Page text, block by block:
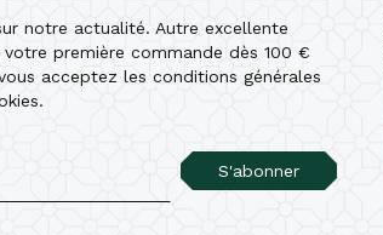
notre actualité. Autre excellente
première commande dès 100 €
acceptez les conditions générales
S'abonner